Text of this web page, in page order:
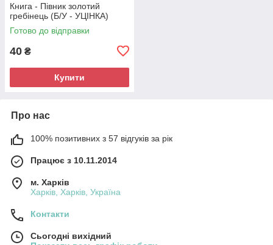
Книга - Півник золотий
гребінець (Б/У - УЦІНКА)
Готово до відправки
40 ₴
Купити
Про нас
100% позитивних з 57 відгуків за рік
Працює з 10.11.2014
м. Харків
Харків, Харків, Україна
Контакти
Сьогодні вихідний